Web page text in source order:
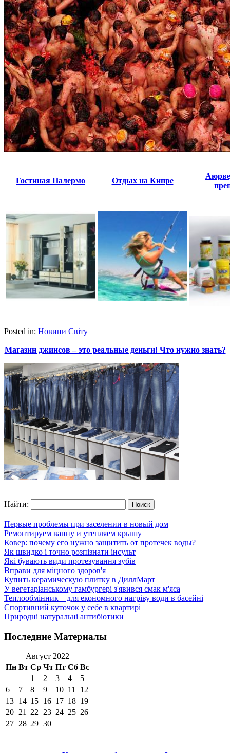
Гостиная Палермо Отдых на Кипре
Posted in: Новини Світу
Магазин джинсов – это реальные деньги! Что нужно знать?
Найти:
Первые проблемы при заселении в новый дом
Ремонтируем ванну и утепляем крышу
Ковер: почему его нужно защитить от протечек воды?
Як швидко і точно розпізнати інсульт
Які бувають види протезування зубів
Вправи для міцного здоров'я
Купить керамическую плитку в ДиллМарт
У вегетаріанському гамбургері з'явився смак м'яса
Теплообмінник – для економного нагріву води в басейні
Спортивний куточок у себе в квартирі
Природні натуральні антибіотики
Последние Материалы
Август 2022
Пн Вт Ср Чт Пт Сб Вс
1
2 3 4
5
6
7 8 9 10 11
12
13 14 15 16 17 18 19
20 21 22 23 24 25 26
27 28 29 30